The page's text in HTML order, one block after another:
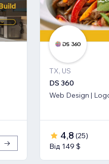
TX, US
DS 360
Web Design |
4,8 (25)
Від 149 $